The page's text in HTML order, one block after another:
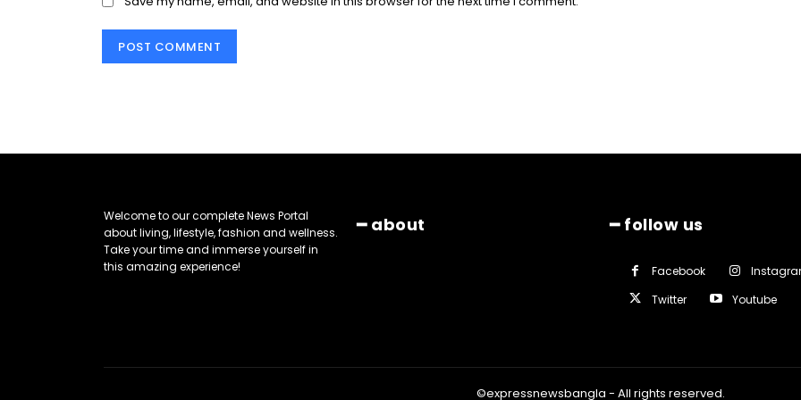
Welcome to our complete News Portal
about living, lifestyle, fashion and wellness.
Take your time and immerse yourself in
this amazing experience!
━ about ━ follow us
Facebook
Twitter
Youtube
©expressnewsbangla - All rights reserved.